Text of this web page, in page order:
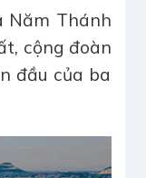
Năm Thánh
cộng đoàn
đầu của ba